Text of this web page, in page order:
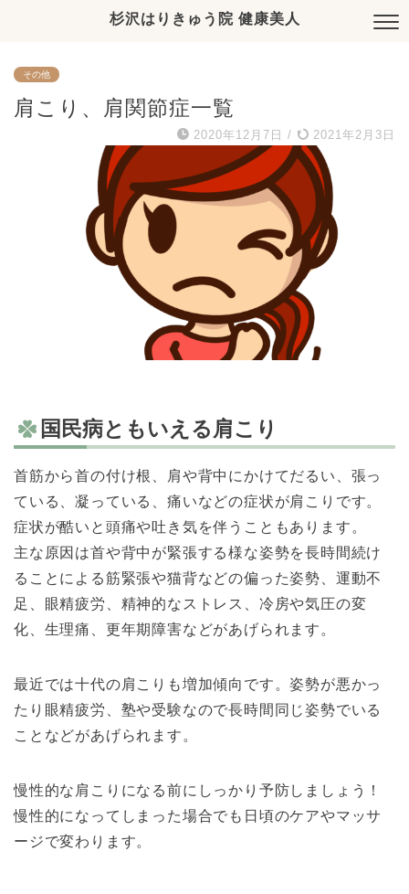
杉沢はりきゅう院 健康美人
その他
肩こり、肩関節症一覧
2020年12月7日 / 2021年2月3日
国民病ともいえる肩こり
首筋から首の付け根、肩や背中にかけてだるい、張っ
ている、凝っている、痛いなどの症状が肩こりです。
症状が酷いと頭痛や吐き気を伴うこともあります。
主な原因は首や背中が緊張する様な姿勢を長時間続け
ることによる筋緊張や猫背などの偏った姿勢、運動不
足、眼精疲労、精神的なストレス、冷房や気圧の変
化、生理痛、更年期障害などがあげられます。
最近では十代の肩こりも増加傾向です。姿勢が悪かっ
たり眼精疲労、塾や受験なので長時間同じ姿勢でいる
ことなどがあげられます。
慢性的な肩こりになる前にしっかり予防しましょう！
慢性的になってしまった場合でも日頃のケアやマッサ
ージで変わります。